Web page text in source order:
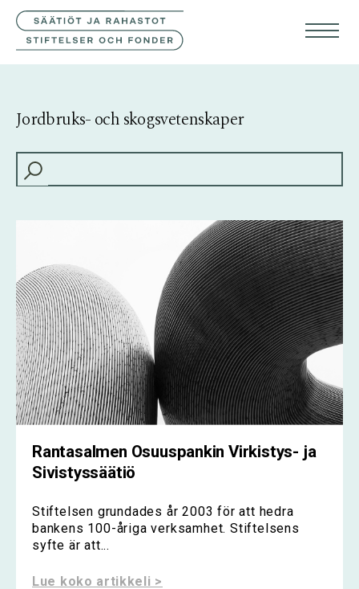
FIN
ENG
Jordbruks- och skogsvetenskaper
HAKU:
Rantasalmen Osuuspankin Virkistys- ja
Sivistyssäätiö
Stiftelsen grundades år 2003 för att hedra
bankens 100-åriga verksamhet. Stiftelsens
syfte är att...
Lue koko artikkeli >